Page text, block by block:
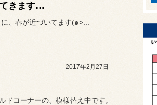
きます…
、春が近づいてます(๑>...
2017年2月27日
ドコーナーの、模様替え中です。